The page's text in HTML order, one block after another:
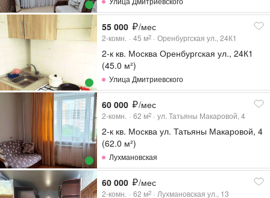
55 000 /мес
2-комн. 45 м2 Оренбургская ул., 24К1
2-к кв. Москва Оренбургская ул., 24К1
(45.0 м²)
Улица Дмитриевского
60 000 /мес
2-комн. 62 м2 ул. Татьяны Макаровой, 4
2-к кв. Москва ул. Татьяны Макаровой, 4
(62.0 м²)
Лухмановская
60 000 /мес
2-комн. 62 м2 Лухмановская ул., 13